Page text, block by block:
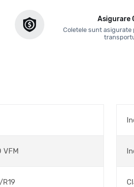
Asigurare
Coletele sunt asigurate
VFM